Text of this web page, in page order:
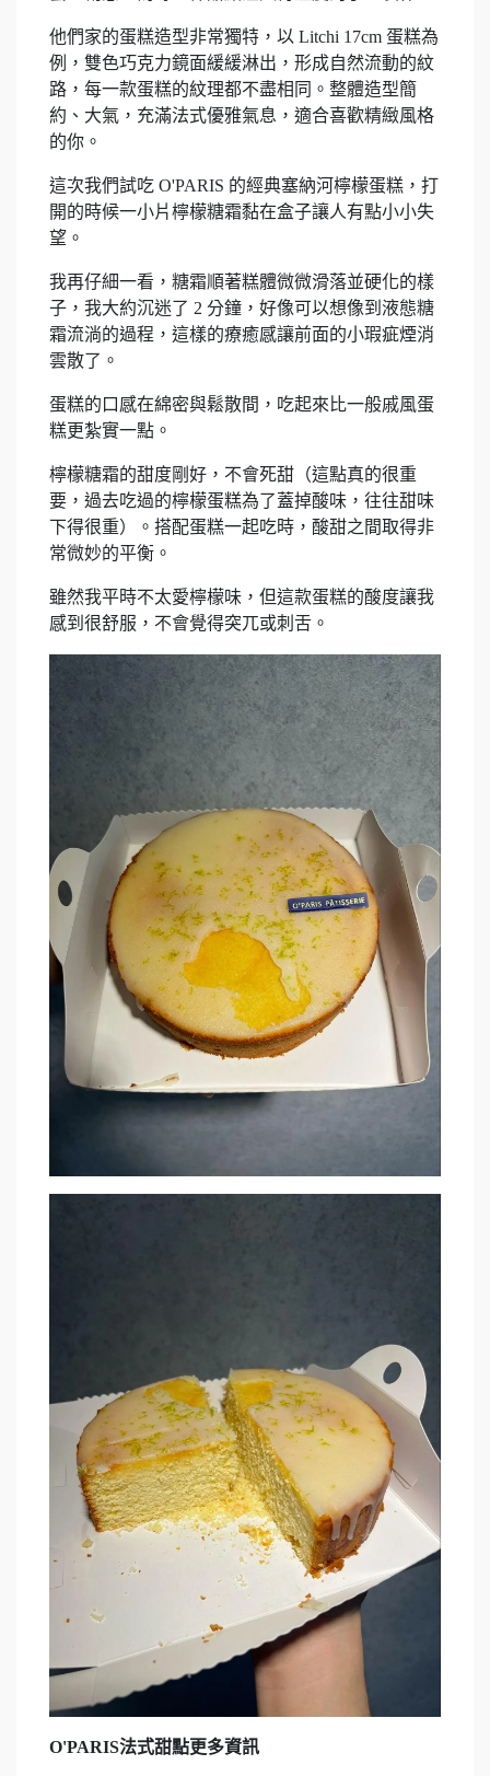
他們家的蛋糕造型非常獨特，以 Litchi 17cm 蛋糕為
例，雙色巧克力鏡面緩緩淋出，形成自然流動的紋
路，每一款蛋糕的紋理都不盡相同。整體造型簡
約、大氣，充滿法式優雅氣息，適合喜歡精緻風格
的你。
這次我們試吃 O'PARIS 的經典塞納河檸檬蛋糕，打
開的時候一小片檸檬糖霜黏在盒子讓人有點小小失
望。
我再仔細一看，糖霜順著糕體微微滑落並硬化的樣
子，我大約沉迷了 2 分鐘，好像可以想像到液態糖
霜流淌的過程，這樣的療癒感讓前面的小瑕疵煙消
雲散了。
蛋糕的口感在綿密與鬆散間，吃起來比一般戚風蛋
糕更紮實一點。
檸檬糖霜的甜度剛好，不會死甜（這點真的很重
要，過去吃過的檸檬蛋糕為了蓋掉酸味，往往甜味
下得很重）。搭配蛋糕一起吃時，酸甜之間取得非
常微妙的平衡。
雖然我平時不太愛檸檬味，但這款蛋糕的酸度讓我
感到很舒服，不會覺得突兀或刺舌。
O'PARIS法式甜點更多資訊